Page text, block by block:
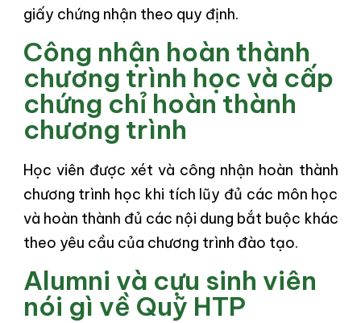
giấy chứng nhận theo quy định.
Công nhận hoàn thành
chương trình học và cấp
chứng chỉ hoàn thành
chương trình
Học viên được xét và công nhận hoàn thành
chương trình học khi tích lũy đủ các môn học
và hoàn thành đủ các nội dung bắt buộc khác
theo yêu cầu của chương trình đào tạo.
Alumni và cựu sinh viên
nói gì về Quỹ HTP